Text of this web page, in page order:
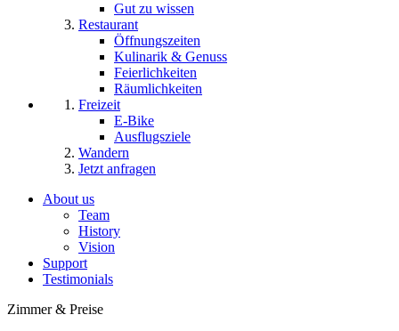
Gut zu wissen
Restaurant
Öffnungszeiten
Kulinarik & Genuss
Feierlichkeiten
Räumlichkeiten
Freizeit
E-Bike
Ausflugsziele
Wandern
Jetzt anfragen
About us
Team
History
Vision
Support
Testimonials
Zimmer & Preise